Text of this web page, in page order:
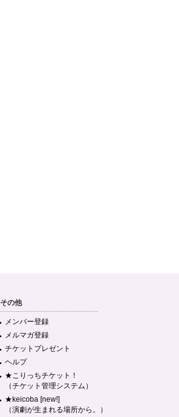
その他
メンバー登録
メルマガ登録
チケットプレゼント
ヘルプ
★こりっちチケット！
（チケット管理システム）
★keicoba [new!]
（演劇が生まれる場所から。）